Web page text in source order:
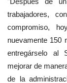
trabajadores,
compromiso,
nuevamente 150
entregárselo al
mejorar de
de la